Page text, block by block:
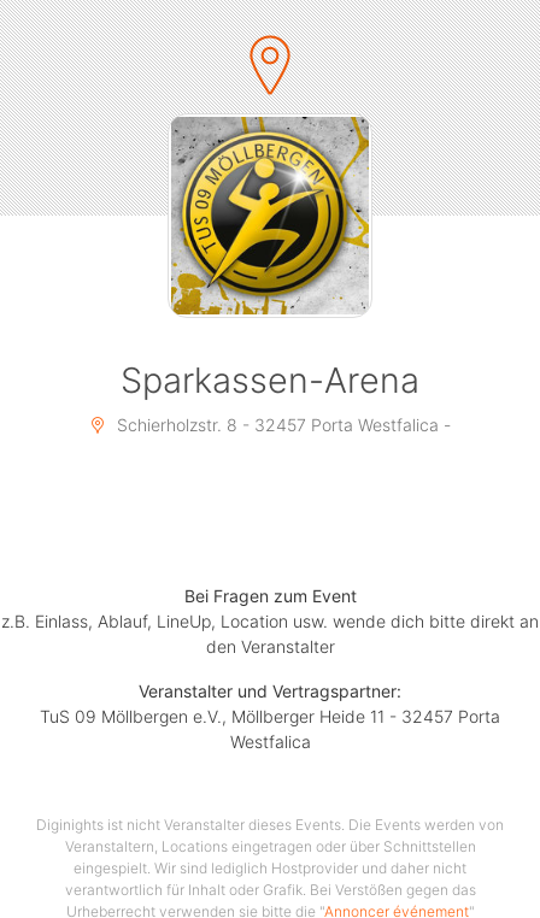
Sparkassen-Arena
Schierholzstr. 8 - 32457 Porta Westfalica -
Bei Fragen zum Event
z.B. Einlass, Ablauf, LineUp, Location usw. wende dich bitte direkt an
den Veranstalter
Veranstalter und Vertragspartner:
TuS 09 Möllbergen e.V., Möllberger Heide 11 - 32457 Porta
Westfalica
Diginights ist nicht Veranstalter dieses Events. Die Events werden von
Veranstaltern, Locations eingetragen oder über Schnittstellen
eingespielt. Wir sind lediglich Hostprovider und daher nicht
verantwortlich für Inhalt oder Grafik. Bei Verstößen gegen das
Urheberrecht verwenden sie bitte die "Annoncer événement"